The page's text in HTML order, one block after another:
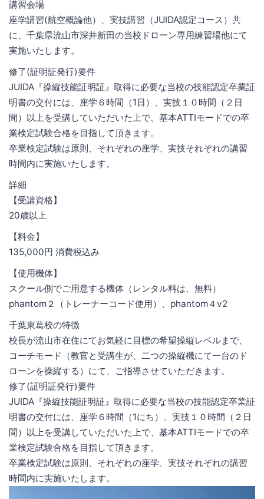
講習会場
座学講習(航空概論他）、実技講習（JUIDA認定コース）共
に、千葉県流山市深井新田の当校ドローン専用練習場他にて
実施いたします。
修了(証明証発行)要件
JUIDA『操縦技能証明証』取得に必要な当校の技能認定卒業証
明書の交付には、座学６時間（1日）、実技１０時間（２日
間）以上を受講していただいた上で、基本ATTIモードでの卒
業検定試験合格を目指して頂きます。
卒業検定試験は原則、それぞれの座学、実技それぞれの講習
時間内に実施いたします。
詳細
【受講資格】
20歳以上
【料金】
135,000円 消費税込み
【使用機体】
スクール側でご用意する機体（レンタル料は、無料）
phantom２（トレーナーコード使用）、phantom４v2
千葉東葛校の特徴
校長が流山市在住にてお気軽に目標の希望操縦レベルまで、
コーチモード（教官と受講生が、二つの操縦機にて一台のド
ローンを操縦する）にて、ご指導させていただきます。
修了(証明証発行)要件
JUIDA『操縦技能証明証』取得に必要な当校の技能認定卒業証
明書の交付には、座学６時間（1にち）、実技１０時間（２日
間）以上を受講していただいた上で、基本ATTIモードでの卒
業検定試験合格を目指して頂きます。
卒業検定試験は原則、それぞれの座学、実技それぞれの講習
時間内に実施いたします。